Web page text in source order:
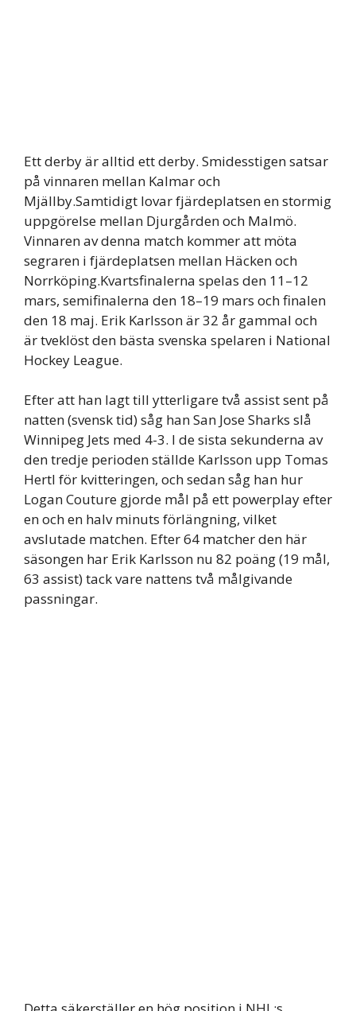
Ett derby är alltid ett derby. Smidesstigen satsar
på vinnaren mellan Kalmar och
Mjällby.Samtidigt lovar fjärdeplatsen en stormig
uppgörelse mellan Djurgården och Malmö.
Vinnaren av denna match kommer att möta
segraren i fjärdeplatsen mellan Häcken och
Norrköping.Kvartsfinalerna spelas den 11–12
mars, semifinalerna den 18–19 mars och finalen
den 18 maj. Erik Karlsson är 32 år gammal och
är tveklöst den bästa svenska spelaren i National
Hockey League.
Efter att han lagt till ytterligare två assist sent på
natten (svensk tid) såg han San Jose Sharks slå
Winnipeg Jets med 4-3. I de sista sekunderna av
den tredje perioden ställde Karlsson upp Tomas
Hertl för kvitteringen, och sedan såg han hur
Logan Couture gjorde mål på ett powerplay efter
en och en halv minuts förlängning, vilket
avslutade matchen. Efter 64 matcher den här
säsongen har Erik Karlsson nu 82 poäng (19 mål,
63 assist) tack vare nattens två målgivande
passningar.